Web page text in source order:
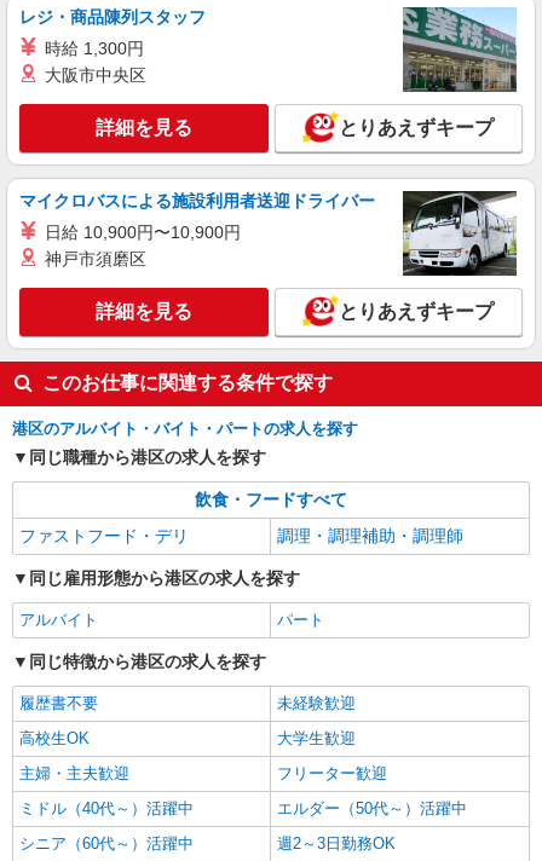
アルバイト パート
コンパスグループ・ジャパン株式会社 20078_p
調理補助【アルバイト・パート】
時給1,300円以上 試用期間中 時給1,300円以上
(試用期間2ヶ月) 残業が発生した場合、残業代を1
分単位で別途支給します。
東京ガス店キャフェ （東京都港区海岸1-5-
20 東京ガスビルディング内14F）
キープ 詳細を見る
レジ・商品陳列スタッフ
時給 1,300円
大阪市中央区
詳細を見る とりあえずキープ
マイクロバスによる施設利用者送迎ドライバー
日給 10,900円〜10,900円
神戸市須磨区
詳細を見る とりあえずキープ
このお仕事に関連する条件で探す
港区のアルバイト・バイト・パートの求人を探す
同じ職種から港区の求人を探す
飲食・フードすべて
ファストフード・デリ
調理・調理補助・調理師
同じ雇用形態から港区の求人を探す
アルバイト パート
同じ特徴から港区の求人を探す
履歴書不要
未経験歓迎
高校生OK
大学生歓迎
主婦・主夫歓迎
フリーター歓迎
ミドル（40代～）活躍中
エルダー（50代～）活躍中
シニア（60代～）活躍中
週2～3日勤務OK